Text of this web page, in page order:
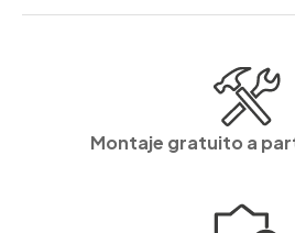
Montaje gratuito a